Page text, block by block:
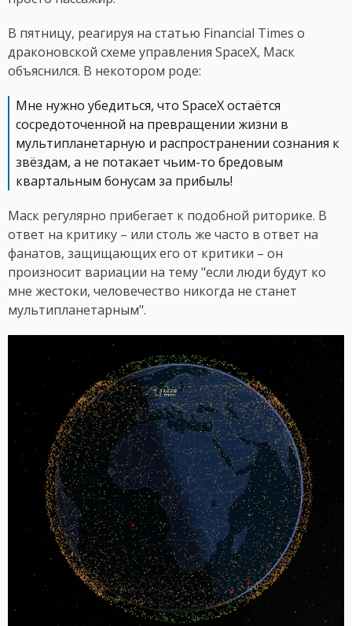
В пятницу, реагируя на статью Financial Times о
драконовской схеме управления SpaceX, Маск
объяснился. В некотором роде:
Мне нужно убедиться, что SpaceX остаётся
сосредоточенной на превращении жизни в
мультипланетарную и распространении сознания к
звёздам, а не потакает чьим-то бредовым
квартальным бонусам за прибыль!
Маск регулярно прибегает к подобной риторике. В
ответ на критику – или столь же часто в ответ на
фанатов, защищающих его от критики – он
произносит вариации на тему "если люди будут ко
мне жестоки, человечество никогда не станет
мультипланетарным".